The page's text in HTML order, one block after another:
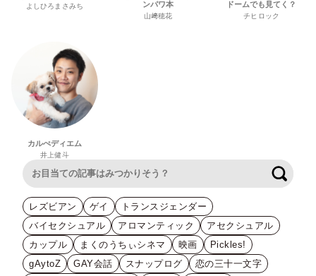
よしひろまさみち
ンパワ本
山﨑穂花
ドームでも見てく？
チヒロック
カルぺディエム
井上健斗
レズビアン ゲイ
トランスジェンダー
バイセクシュアル
アロマンティック
アセクシュアル
カップル
まくのうちぃシネマ 映画
Pickles!
gAytoZ
GAY会話 スナップログ
恋の三十一文字